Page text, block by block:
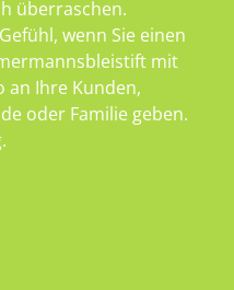
überraschen.
wenn Sie einen
mit
an Ihre Kunden,
oder Familie geben.